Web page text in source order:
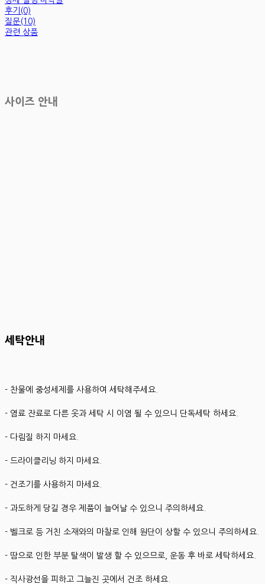
후기(0)
질문(10)
관련 상품
사이즈 안내
세탁안내
- 찬물에 중성세제를 사용하여 세탁해주세요.
- 염료 잔료로 다른 옷과 세탁 시 이염 될 수 있으니 단독세탁 하세요.
- 다림질 하지 마세요.
- 드라이클리닝 하지 마세요.
- 건조기를 사용하지 마세요.
- 과도하게 당길 경우 제품이 늘어날 수 있으니 주의하세요.
- 벨크로 등 거친 소재와의 마찰로 인해 원단이 상할 수 있으니 주의하세요.
- 땀으로 인한 부분 탈색이 발생 할 수 있으므로, 운동 후 바로 세탁하세요.
- 직사광선을 피하고 그늘진 곳에서 건조 하세요.